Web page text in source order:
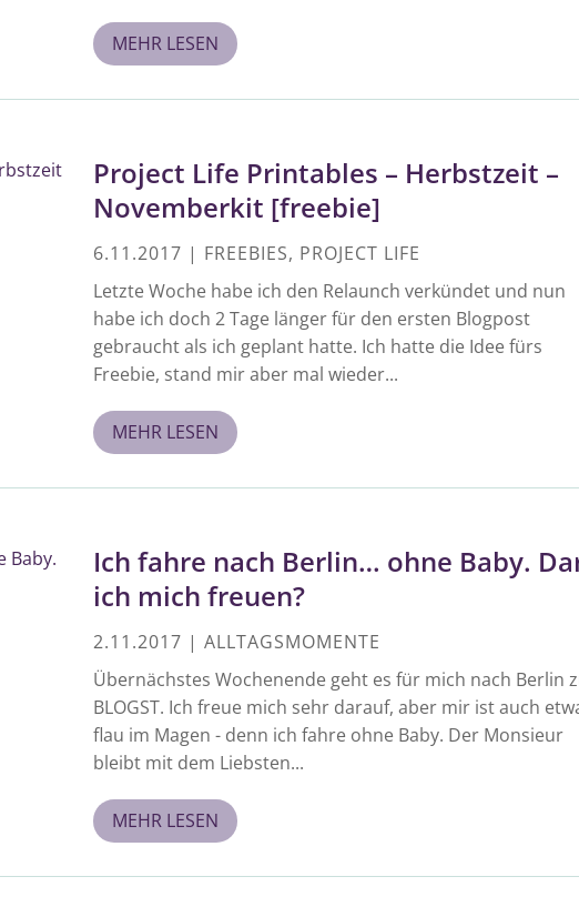
MEHR LESEN
Project Life Printables – Herbstzeit –
Novemberkit [freebie]
6.11.2017 | FREEBIES, PROJECT LIFE
Letzte Woche habe ich den Relaunch verkündet und nun
habe ich doch 2 Tage länger für den ersten Blogpost
gebraucht als ich geplant hatte. Ich hatte die Idee fürs
Freebie, stand mir aber mal wieder...
MEHR LESEN
Ich fahre nach Berlin… ohne Baby.
ich mich freuen?
2.11.2017 | ALLTAGSMOMENTE
Übernächstes Wochenende geht es für mich nach Berlin
BLOGST. Ich freue mich sehr darauf, aber mir ist auch
flau im Magen - denn ich fahre ohne Baby. Der Monsieur
bleibt mit dem Liebsten...
MEHR LESEN